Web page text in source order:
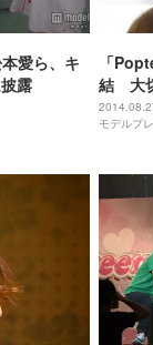
愛ら、キ
露
「
結 大
モデルプ